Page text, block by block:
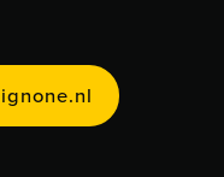
info@signone.nl
ignone.nl